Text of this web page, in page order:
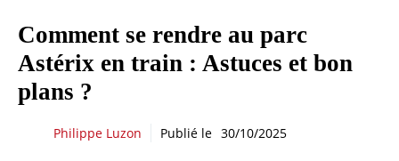
Comment se rendre au parc
Astérix en train : Astuces et bon
plans ?
Philippe Luzon Publié le 30/10/2025